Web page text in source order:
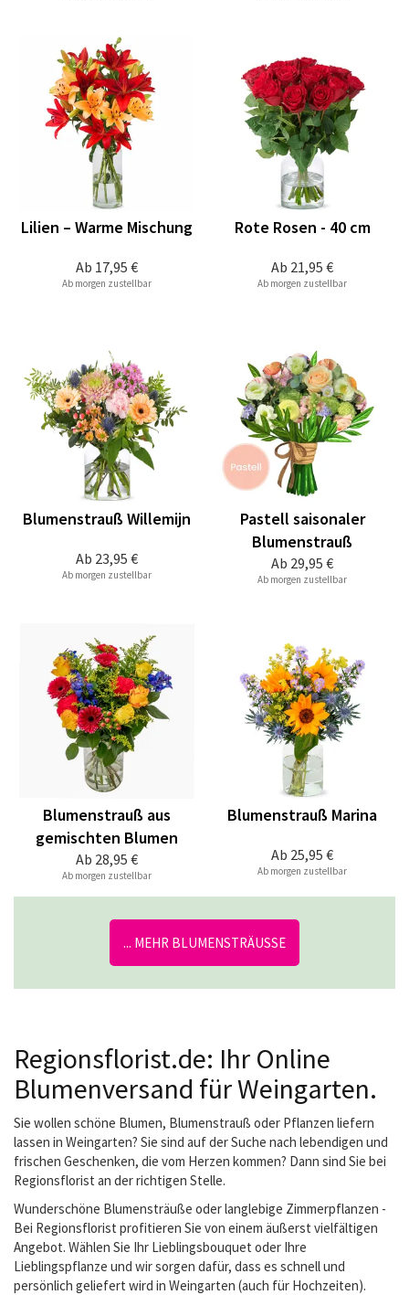
Ab 17,95 €
Lilien – Warme Mischung
Ab morgen zustellbar
Ab 21,95 €
Rote Rosen - 40 cm
Ab morgen zustellbar
Ab 23,95 €
Blumenstrauß Willemijn
Ab morgen zustellbar
Ab 29,95 €
Pastell saisonaler
Blumenstrauß
Ab morgen zustellbar
Ab 28,95 €
Blumenstrauß aus
gemischten Blumen
Ab morgen zustellbar
Ab 25,95 €
Blumenstrauß Marina
Ab morgen zustellbar
... MEHR BLUMENSTRÄUSSE
Regionsflorist.de: Ihr Online
Blumenversand für Weingarten.
Sie wollen schöne Blumen, Blumenstrauß oder Pflanzen liefern
lassen in Weingarten? Sie sind auf der Suche nach lebendigen und
frischen Geschenken, die vom Herzen kommen? Dann sind Sie bei
Regionsflorist an der richtigen Stelle.
Wunderschöne Blumensträuße oder langlebige Zimmerpflanzen -
Bei Regionsflorist profitieren Sie von einem äußerst vielfältigen
Angebot. Wählen Sie Ihr Lieblingsbouquet oder Ihre
Lieblingspflanze und wir sorgen dafür, dass es schnell und
persönlich geliefert wird in Weingarten (auch für Hochzeiten).